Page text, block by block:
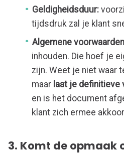
Geldigheidsduur:
tijdsdruk zal je klant
Algemene voorwaarden
inhouden. Die hoef je
zijn. Weet je niet waar
maar laat je
en is het document
klant zich ermee
3. Komt de opmaak